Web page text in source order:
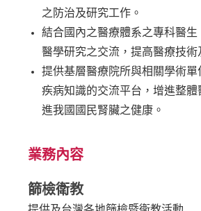
之防治及研究工作。
結合國內之醫療體系之專科醫生
醫學研究之交流，提高醫療技術
提供基層醫療院所與相關學術單
疾病知識的交流平台，增進整體
進我國國民腎臟之健康。
業務內容
篩檢衛教